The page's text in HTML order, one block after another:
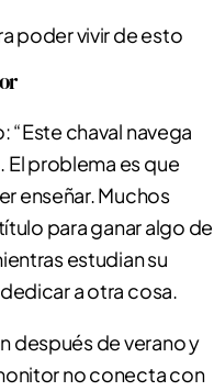
poder vivir de esto
“Este chaval navega
El problema es que
enseñar. Muchos
para ganar algo de
estudian su
dedicar a otra cosa.
después de verano y
no conecta con